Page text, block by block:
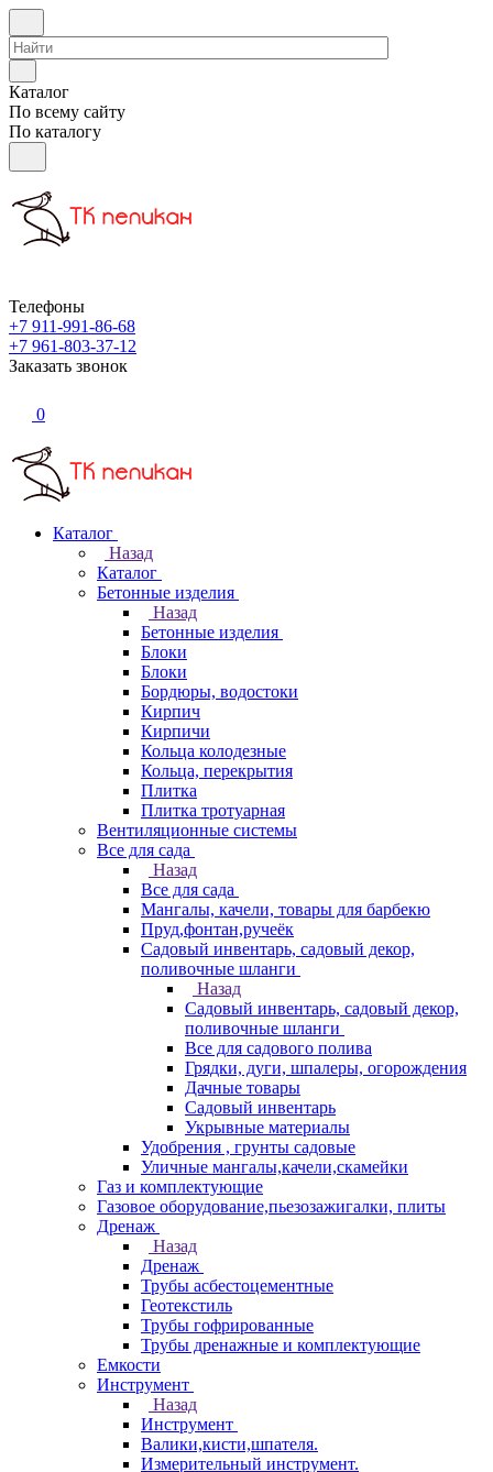
Каталог
По всему сайту
По каталогу
Телефоны
+7 911-991-86-68
+7 961-803-37-12
Заказать звонок
0
Каталог
Назад
Каталог
Бетонные изделия
Назад
Бетонные изделия
Блоки
Блоки
Бордюры, водостоки
Кирпич
Кирпичи
Кольца колодезные
Кольца, перекрытия
Плитка
Плитка тротуарная
Вентиляционные системы
Все для сада
Назад
Все для сада
Мангалы, качели, товары для барбекю
Пруд,фонтан,ручеёк
Садовый инвентарь, садовый декор,
поливочные шланги
Назад
Садовый инвентарь, садовый декор,
поливочные шланги
Все для садового полива
Грядки, дуги, шпалеры, огорождения
Дачные товары
Садовый инвентарь
Укрывные материалы
Удобрения , грунты садовые
Уличные мангалы,качели,скамейки
Газ и комплектующие
Газовое оборудование,пьезозажигалки, плиты
Дренаж
Назад
Дренаж
Трубы асбестоцементные
Геотекстиль
Трубы гофрированные
Трубы дренажные и комплектующие
Емкости
Инструмент
Назад
Инструмент
Валики,кисти,шпателя.
Измерительный инструмент.